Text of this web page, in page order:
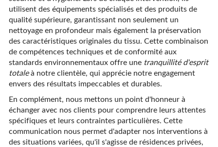
utilisent des équipements spécialisés et des produits de
qualité supérieure, garantissant non seulement un
nettoyage en profondeur mais également la préservation
des caractéristiques originales du tissu. Cette combinaison
de compétences techniques et de conformité aux
standards environnementaux offre une tranquillité d'esprit
totaleà notre clientèle, qui apprécie notre engagement
envers des résultats impeccables et durables.
En complément, nous mettons un point d'honneur à
échanger avec nos clients pour comprendre leurs attentes
spécifiques et leurs contraintes particulières. Cette
communication nous permet d'adapter nos interventions à
des situations variées, qu'il s'agisse de résidences privées,